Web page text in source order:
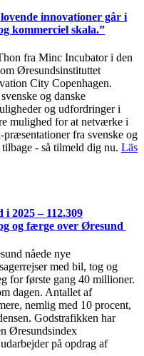
innovationer går i
kommerciel skala.”
fra Minc Incubator i den
Øresundsinstituttet
City Copenhagen.
og danske
og udfordringer i
mulighed for at netværke i
fra svenske og
- så tilmeld dig nu. Läs
2025 – 112.309
og færge over Øresund
nåede nye
med bil, tog og
for første gang 40 millioner.
dagen. Antallet af
nemlig med 10 procent,
Godstrafikken har
Øresundsindex
på opdrag af